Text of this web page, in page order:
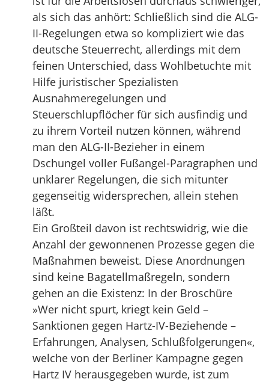
als sich das anhört: Schließlich sind die ALG-
II-Regelungen etwa so kompliziert wie das
deutsche Steuerrecht, allerdings mit dem
feinen Unterschied, dass Wohlbetuchte mit
Hilfe juristischer Spezialisten
Ausnahmeregelungen und
Steuerschlupflöcher für sich ausfindig und
zu ihrem Vorteil nutzen können, während
man den ALG-II-Bezieher in einem
Dschungel voller Fußangel-Paragraphen und
unklarer Regelungen, die sich mitunter
gegenseitig widersprechen, allein stehen
läßt.
Ein Großteil davon ist rechtswidrig, wie die
Anzahl der gewonnenen Prozesse gegen die
Maßnahmen beweist. Diese Anordnungen
sind keine Bagatellmaßregeln, sondern
gehen an die Existenz: In der Broschüre
»Wer nicht spurt, kriegt kein Geld –
Sanktionen gegen Hartz-IV-Beziehende –
Erfahrungen, Analysen, Schlußfolgerungen«,
welche von der Berliner Kampagne gegen
Hartz IV herausgegeben wurde, ist zum